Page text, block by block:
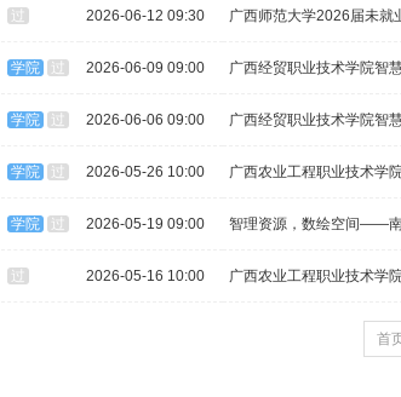
过 2026-06-12 09:30
学院 过 2026-06-09 09:00
学院 过 2026-06-06 09:00
学院 过 2026-05-26 10:00
学院 过 2026-05-19 09:00
过 2026-05-16 10:00
首